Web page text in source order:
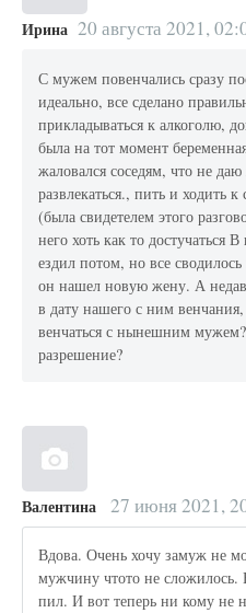
Ирина 20 августа 2021,
С мужем повенчались сразу
идеально, все сделано
прикладываться к алкоголю,
была на тот момент
жаловался соседям, что не
развлекаться., пить и ходить
(была свидетелем этого
него хоть как то достучаться
ездил потом, но все
он нашел новую жену. А
в дату нашего с ним
венчаться с нынешним
разрешение?
Валентина 27 июня 2021,
Вдова. Очень хочу замуж не
мужчину чтото не сложилось.
пил. И вот теперь ни кому не